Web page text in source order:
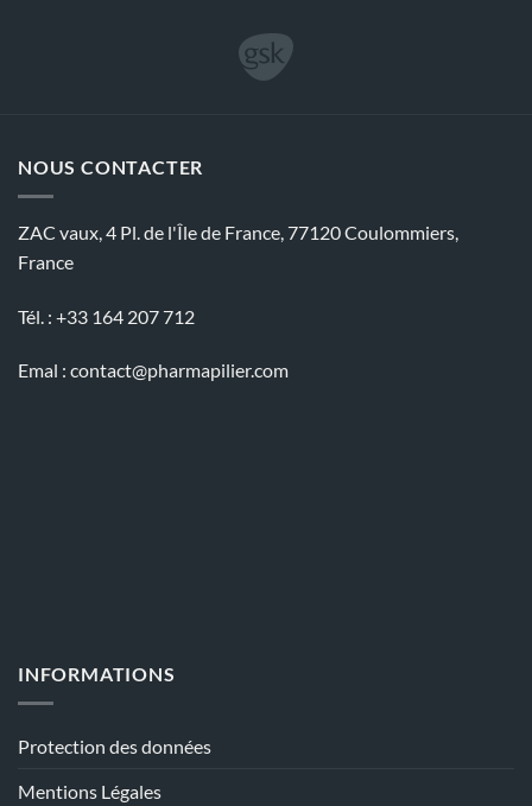
NOUS CONTACTER
ZAC vaux, 4 Pl. de l'Île de France, 77120 Coulommiers,
France
Tél. : +33 164 207 712
Emal : contact@pharmapilier.com
INFORMATIONS
Protection des données
Mentions Légales